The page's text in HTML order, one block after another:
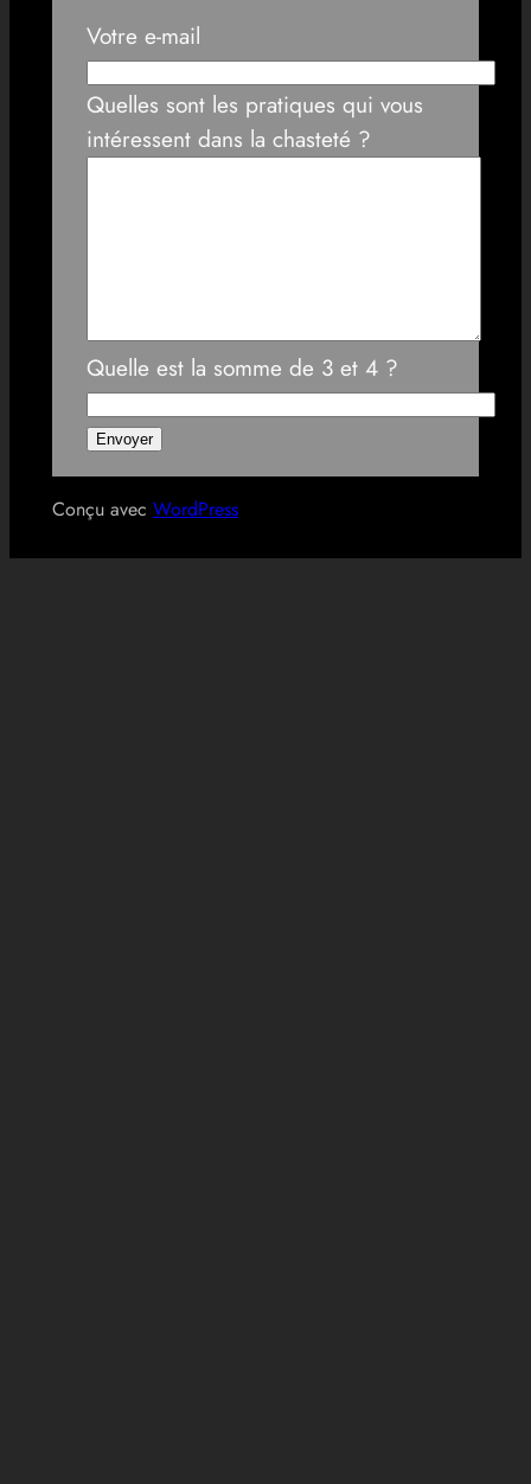
Votre e-mail
Quelles sont les pratiques qui vous
intéressent dans la chasteté ?
Quelle est la somme de 3 et 4 ?
Conçu avec WordPress